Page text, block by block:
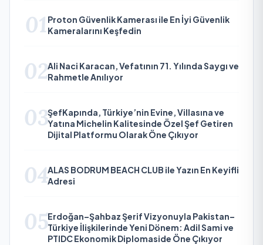
01 Proton Güvenlik Kamerası ile En İyi Güvenlik
Kameralarını Keşfedin
02Ali Naci Karacan, Vefatının 71. Yılında Saygı ve
Rahmetle Anılıyor
03ŞefKapında, Türkiye’nin Evine, Villasına ve
Yatına Michelin Kalitesinde Özel Şef Getiren
Dijital Platformu Olarak Öne Çıkıyor
04ALAS BODRUM BEACH CLUB ile Yazın En Keyifli
Adresi
05Erdoğan–Şahbaz Şerif Vizyonuyla Pakistan–
Türkiye İlişkilerinde Yeni Dönem: Adil Sami ve
PTIDC Ekonomik Diplomaside Öne Çıkıyor